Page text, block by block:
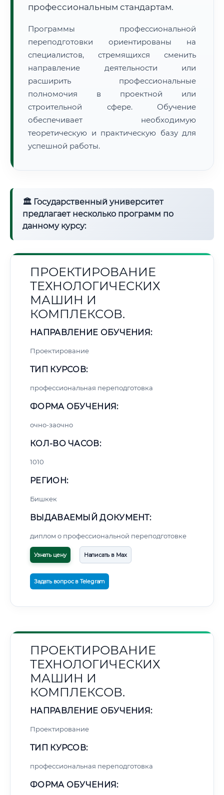
📜 Документы и аккредитация
🔍Нажмите на документ для увеличения и просмотра
профессиональным стандартам.
Программы профессиональной
переподготовки ориентированы на
специалистов, стремящихся сменить
направление деятельности или
расширить профессиональные
полномочия в проектной или
строительной сфере. Обучение
обеспечивает необходимую
теоретическую и практическую базу для
успешной работы.
🏛 Государственный университет
предлагает несколько программ по
данному курсу:
ПРОЕКТИРОВАНИЕ
ТЕХНОЛОГИЧЕСКИХ
МАШИН И
КОМПЛЕКСОВ.
НАПРАВЛЕНИЕ ОБУЧЕНИЯ:
Проектирование
ТИП КУРСОВ:
профессиональная переподготовка
ФОРМА ОБУЧЕНИЯ:
очно-заочно
КОЛ-ВО ЧАСОВ:
1010
РЕГИОН:
Бишкек
ВЫДАВАЕМЫЙ ДОКУМЕНТ:
диплом о профессиональной переподготовке
Узнать цену Написать в Max
Задать вопрос в Telegram
ПРОЕКТИРОВАНИЕ
ТЕХНОЛОГИЧЕСКИХ
МАШИН И
КОМПЛЕКСОВ.
НАПРАВЛЕНИЕ ОБУЧЕНИЯ:
Проектирование
ТИП КУРСОВ:
профессиональная переподготовка
ФОРМА ОБУЧЕНИЯ: